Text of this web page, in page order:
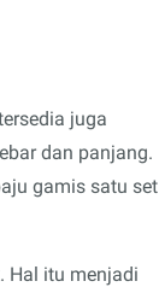
juga
dan panjang.
gamis satu set
Hal itu menjadi